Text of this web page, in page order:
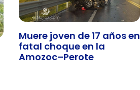
Muere joven de 17 años en
fatal choque en la
Amozoc–Perote